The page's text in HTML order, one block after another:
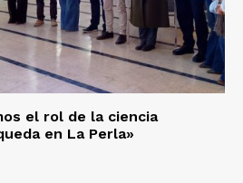
el rol de la ciencia
en La Perla»